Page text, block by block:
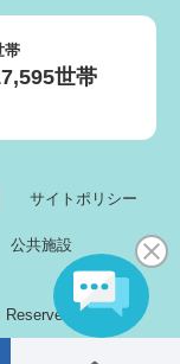
帯
世帯
サイトポリシー
公共施設